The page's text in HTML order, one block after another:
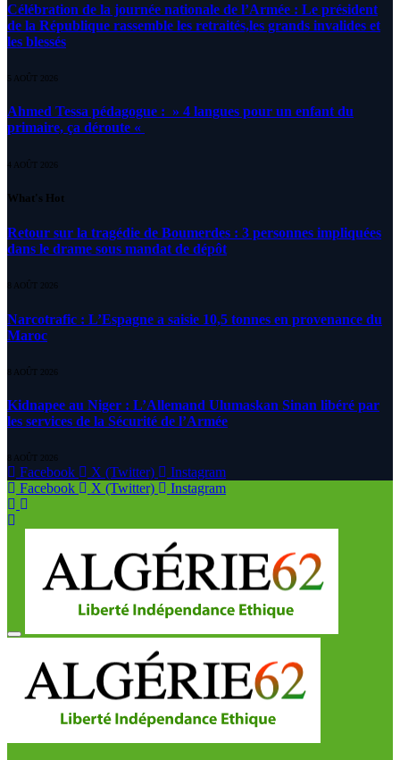
Célébration de la journée nationale de l’Armée : Le président
de la République rassemble les retraités,les grands invalides et
les blessés
5 AOÛT 2026
Ahmed Tessa pédagogue : » 4 langues pour un enfant du
primaire, ça déroute «
4 AOÛT 2026
What's Hot
Retour sur la tragédie de Boumerdes : 3 personnes impliquées
dans le drame sous mandat de dépôt
8 AOÛT 2026
Narcotrafic : L’Espagne a saisie 10,5 tonnes en provenance du
Maroc
8 AOÛT 2026
Kidnapee au Niger : L’Allemand Ulumaskan Sinan libéré par
les services de la Sécurité de l’Armée
8 AOÛT 2026
Facebook X (Twitter)
Instagram
Facebook
X (Twitter) Instagram